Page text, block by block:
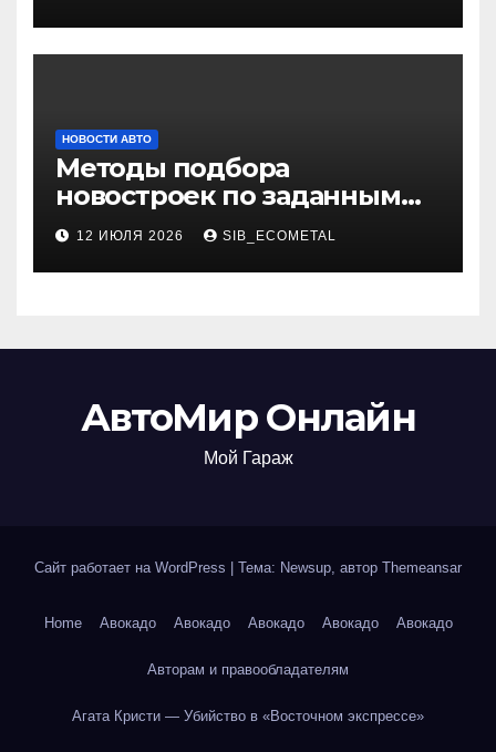
НОВОСТИ АВТО
Методы подбора
новостроек по заданным
критериям
12 ИЮЛЯ 2026 SIB_ECOMETAL
АвтоМир Онлайн
Мой Гараж
Сайт работает на WordPress | Тема: Newsup, автор Themeansar
Home Авокадо Авокадо Авокадо Авокадо Авокадо
Авторам и правообладателям
Агата Кристи — Убийство в «Восточном экспрессе»